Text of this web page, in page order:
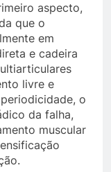
aspecto,
que o
em
e cadeira
livre e
o
da falha,
muscular